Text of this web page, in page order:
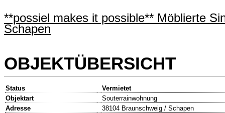
**possiel makes it possible** Möblierte
Schapen
OBJEKTÜBERSICHT
Status
Vermietet
Objektart
Souterrainwohnung
Adresse
38104 Braunschweig / Schapen